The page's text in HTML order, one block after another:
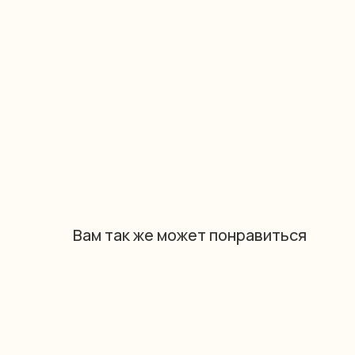
Вам так же может понравиться